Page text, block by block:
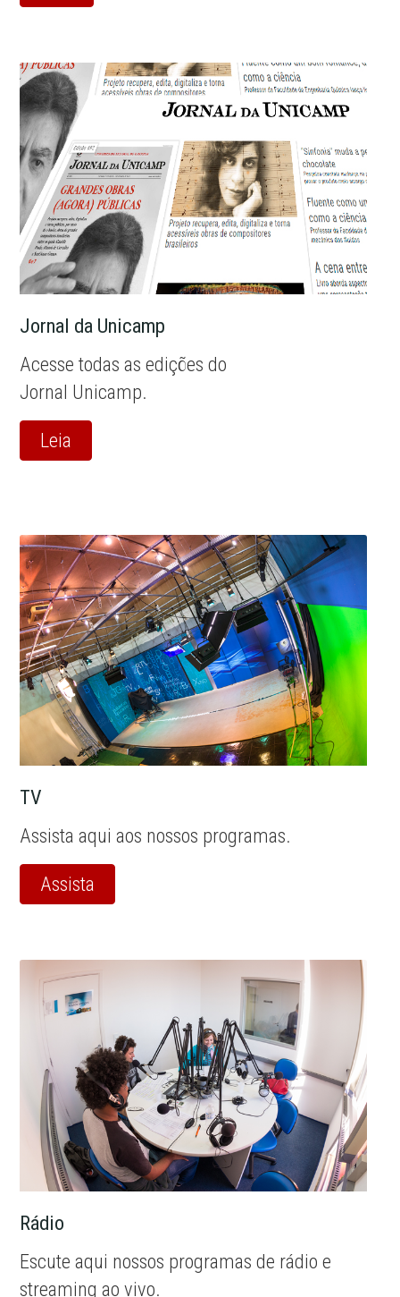
Jornal da Unicamp
Acesse todas as edições do
Jornal Unicamp.
Leia
TV
Assista aqui aos nossos programas.
Assista
Rádio
Escute aqui nossos programas de rádio e
streaming ao vivo.